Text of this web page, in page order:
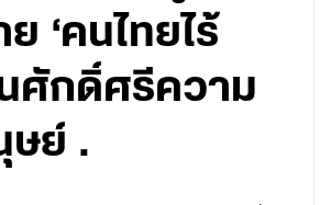
‘คนไทยไร้
ศักดิ์ศรีความ
ษย์ .